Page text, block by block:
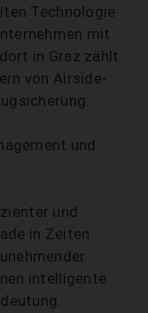
Technologie
mit
in Graz zählt
von Airside-
und
und
in Zeiten
intelligente